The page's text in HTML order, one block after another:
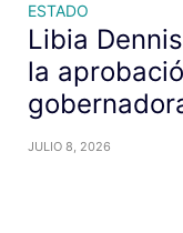
ESTADO
Libia
la
JULIO 8, 2026